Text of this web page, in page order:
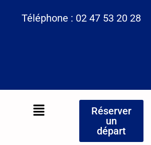
Téléphone : 02 47 53 20 28
Menu
Réserver
un
départ